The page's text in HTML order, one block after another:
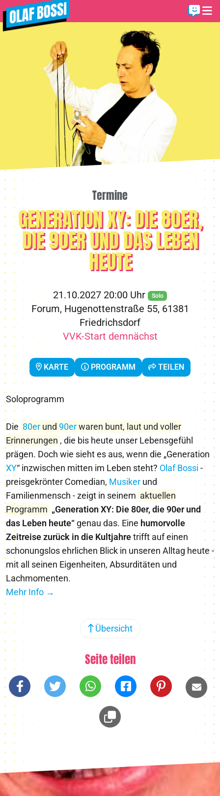
Termine
GENERATION XY: DIE 80ER,
DIE 90ER UND DAS LEBEN
HEUTE
21.10.2027 20:00 Uhr Solo
Forum, Hugenottenstraße 55, 61381
Friedrichsdorf
VVK-Start demnächst
KARTE PROGRAMM TEILEN
Soloprogramm
Die 80erund 90erwaren bunt, laut und voller
Erinnerungen , die bis heute unser Lebensgefühl
prägen. Doch wie sieht es aus, wenn die „Generation
XY“ inzwischen mitten im Leben steht? Olaf Bossi -
preisgekrönter Comedian, Musiker und
Familienmensch - zeigt in seinem aktuellen
Programm „Generation XY: Die 80er, die 90er und
das Leben heute“ genau das. Eine humorvolle
Zeitreise zurück in die Kultjahretrifft auf einen
schonungslos ehrlichen Blick in unseren Alltag heute -
mit all seinen Eigenheiten, Absurditäten und
Lachmomenten.
Mehr Info →
Übersicht
Seite teilen